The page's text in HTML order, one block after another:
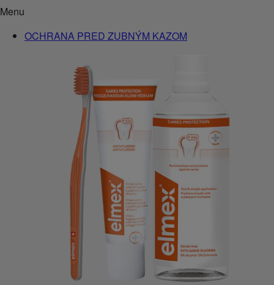
Menu
OCHRANA PRED ZUBNÝM KAZOM